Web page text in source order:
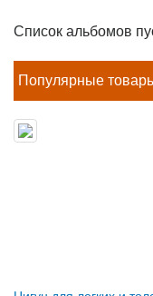
Список альбомов
Популярные